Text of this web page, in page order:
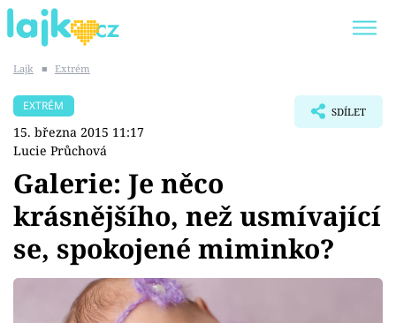
SHOPAHOLICADEL
Témata
Showbyznys
Youtubeři
Lajk ■ Extrém
EXTRÉM
15. března 2015 11:17
Lucie Průchová
SDÍLET
Galerie: Je něco
krásnějšího, než usmívající
se, spokojené miminko?